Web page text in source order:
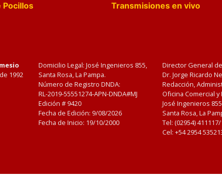
Pocillos Transmisiones en vivo
1992
Domicilio Legal: José Ingenieros 855,
Santa Rosa, La Pampa.
Número de Registro DNDA:
RL-2019-55551274-APN-DNDA#MJ
Edición # 9420
Fecha de Edición: 9/08/2026
Fecha de Inicio: 19/10/2000
Director General
Dr. Jorge Ricardo
Redacción,
Oficina Comercial
José Ingenieros
Santa Rosa, La
Tel: (02954)
Cel: +54 2954